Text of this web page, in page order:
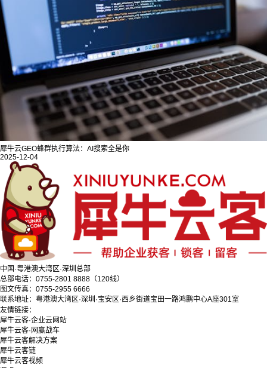
犀牛云GEO蜂群执行算法：AI搜索全是你
2025-12-04
中国·粤港澳大湾区·深圳总部
总部电话：0755-2801 8888（120线）
图文传真：0755-2955 6666
联系地址：粤港澳大湾区·深圳·宝安区·西乡街道宝田一路鸿鹏中心A座301室
友情链接：
犀牛云客·企业云网站
犀牛云客·网赢战车
犀牛云客解决方案
犀牛云客链
犀牛云客视频